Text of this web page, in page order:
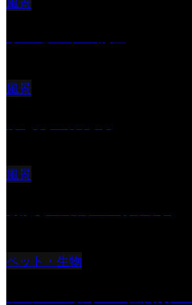
風景
風景
ペット・生物